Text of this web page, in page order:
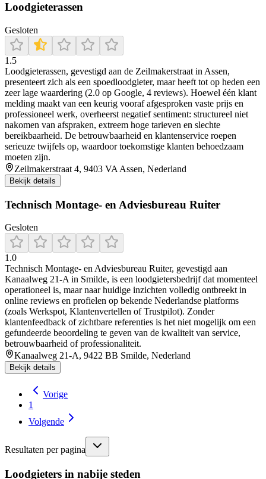
Loodgieterassen
Gesloten
1.5
Loodgieterassen, gevestigd aan de Zeilmakerstraat in Assen,
presenteert zich als een spoedloodgieter, maar heeft tot op heden een
zeer lage waardering (2.0 op Google, 4 reviews). Hoewel één klant
melding maakt van een keurig vooraf afgesproken vaste prijs en
professioneel werk, overheerst negatief sentiment: structureel niet
nakomen van afspraken, extreem hoge tarieven en slechte
bereikbaarheid. De betrouwbaarheid en klantenservice roepen
serieuze twijfels op, waardoor toekomstige klanten behoedzaam
moeten zijn.
Zeilmakerstraat 4, 9403 VA Assen, Nederland
Bekijk details
Technisch Montage- en Adviesbureau Ruiter
Gesloten
1.0
Technisch Montage- en Adviesbureau Ruiter, gevestigd aan
Kanaalweg 21‑A in Smilde, is een loodgietersbedrijf dat momenteel
operationeel is, maar naar huidige inzichten volledig ontbreekt in
online reviews en profielen op bekende Nederlandse platforms
(zoals Werkspot, Klantenvertellen of Trustpilot). Zonder
klantenfeedback of zichtbare referenties is het niet mogelijk om een
gefundeerde beoordeling te geven van de kwaliteit van service,
betrouwbaarheid of professionaliteit.
Kanaalweg 21-A, 9422 BB Smilde, Nederland
Bekijk details
Vorige
1
Volgende
Resultaten per pagina
Loodgieters in nabije steden